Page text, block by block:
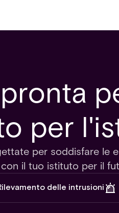
per
per soddisfare le
il tuo istituto per il
delle intrusioni